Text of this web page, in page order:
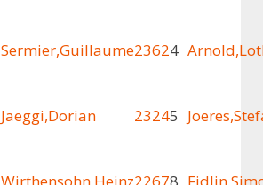
Sermier,Guillaume23624
Jaeggi,Dorian 23245